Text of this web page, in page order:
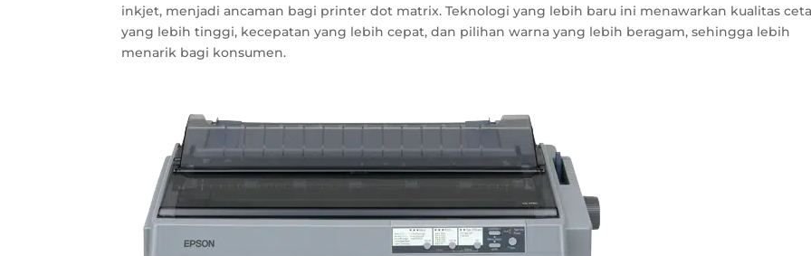
inkjet, menjadi ancaman bagi printer dot matrix. Teknologi yang lebih baru ini menawarkan kualitas
yang lebih tinggi, kecepatan yang lebih cepat, dan pilihan warna yang lebih beragam, sehingga lebih
menarik bagi konsumen.